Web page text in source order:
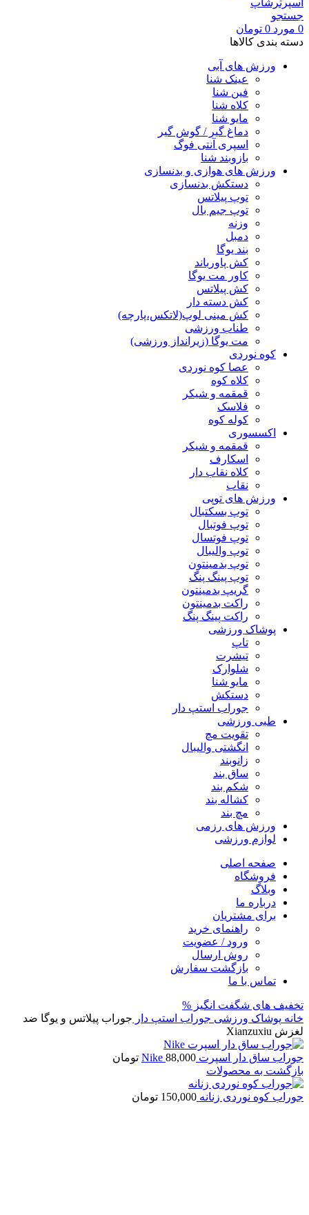
جستجو
0 مورد 0 تومان
دسته بندی کالاها
ورزش های آبی
عینک شنا
فین شنا
کلاه شنا
مایو شنا
دماغ گیر / گوش گیر
اسپری آنتی فوگ
بازوبند شنا
ورزش های هوازی و بدنسازی
دستکش بدنسازی
توپ پیلاتس
توپ جیم بال
وزنه
دمبل
بند یوگا
کش پاورباند
کاور مت یوگا
کش پیلاتس
کش دسته دار
کش مینی لوپ(لاتکس،پارچه)
طناب ورزشی
مت یوگا (زیرانداز ورزشی)
کوه نوردی
عصا کوه نوردی
کلاه کوه
قمقمه و شیکر
فلاسک
کوله کوه
اکسسوری
قمقمه و شیکر
اسکارف
کلاه نقاب دار
نقاب
ورزش های توپی
توپ بسکتبال
توپ فوتبال
توپ فوتسال
توپ والیبال
توپ بدمینتون
توپ پینگ پنگ
گریپ بدمینتون
راکت بدمینتون
راکت پینگ پنگ
پوشاک ورزشی
تاپ
تیشرت
شلوارک
مایو شنا
دستکش
جوراب استپ دار
طبی ورزشی
تقویت مچ
انگشتی واليبال
زانوبند
ساق بند
شکم بند
کشاله بند
مچ بند
ورزش های رزمی
لوازم ورزشی
صفحه اصلی
فروشگاه
وبلاگ
درباره ما
برای مشتریان
راهنمای خرید
ورود / عضویت
روش ارسال
بازگشت سفارش
تماس با ما
تخفیف های شگفت انگیز %
خانه پوشاک ورزشی جوراب استپ دار جوراب پیلاتس و یوگا ضد
لغزش Xianzuxiu
جوراب ساق دار اسپرت Nike 88,000
تومان
بازگشت به محصولات
جوراب کوه نوردی زنانه 150,000 تومان